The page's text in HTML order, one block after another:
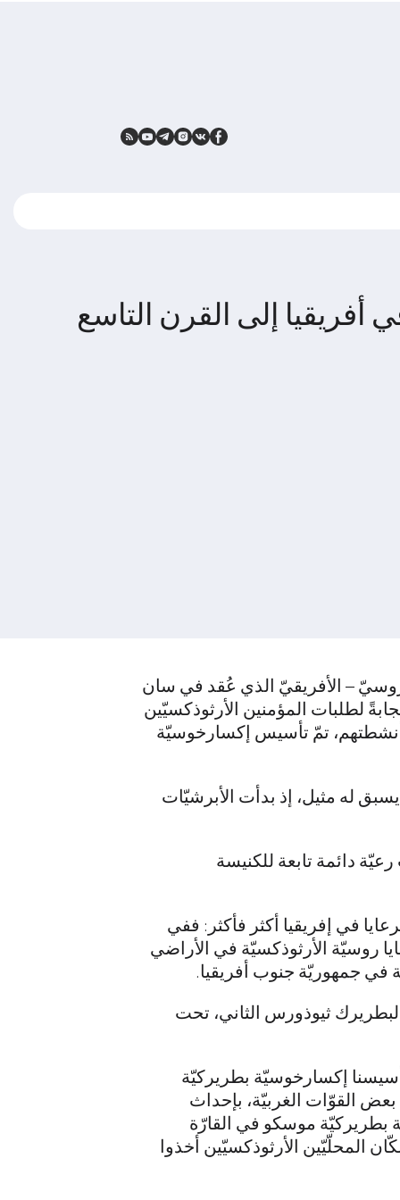
إلى القرن التاسع
– الأفريقيّ الذي عُقد في سان
لطلبات المؤمنين الأرثوذكسيّين
أنشطتهم، تمّ تأسيس إكسارخوسيّة
له مثيل، إذ بدأت الأبرشيّات
في الحبشة في بين الأعوام 1889 و 1896، وتأسّست رعيّة دائمة تابعة للكنيسة
في إفريقيا أكثر فأكثر: ففي
بالإضافة إلى رعايا روسيّة الأرثوذكسيّة في الأراضي
غبطة البطريرك ثيوذورس الثاني، تحت
إكسارخوسيّة بطريركيّة
بناءً على طلب من بعض القوّات الغربيّة، بإحداث
بطريركيّة موسكو في القارّة
المحلّيّين الأرثوذكسيّين أخذوا